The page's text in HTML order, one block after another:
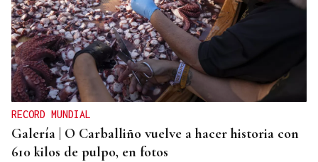
RECORD MUNDIAL
Galería | O Carballiño vuelve a hacer historia con
610 kilos de pulpo, en fotos